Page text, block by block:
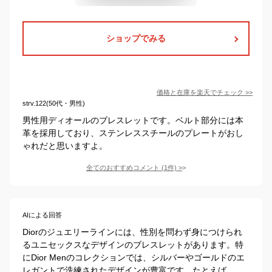
ショップでみる
価格と在庫を楽天でチェック >>
strv.122(50代・男性)
男性用ディオールのブレスレットです。ベルト部分には本
革を採用しており、ステンレススチールのプレートがおし
ゃれだと思いますよ。
全てのおすすめコメント (1件) >
AIによる回答
Diorのジュエリーラインには、性別を問わず身につけられ
るユニセックスなデザインのブレスレットがあります。特
にDior Menのコレクションでは、シルバーやゴールドのエ